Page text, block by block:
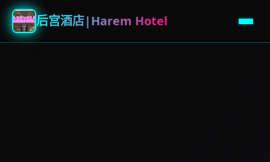
后宫酒店|Harem Hotel